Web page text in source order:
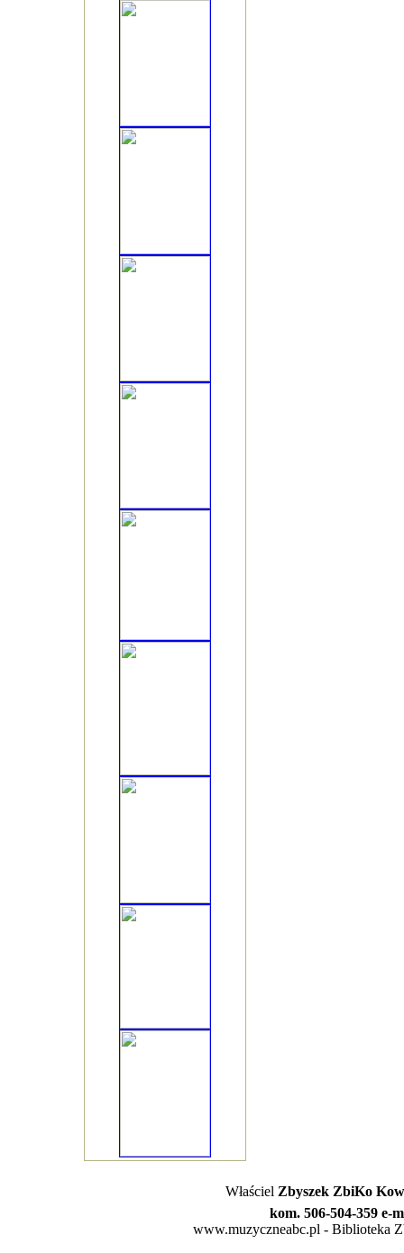
Właściel Zbyszek ZbiKo
kom. 506-504-359 e-
www.muzyczneabc.pl - Biblioteka